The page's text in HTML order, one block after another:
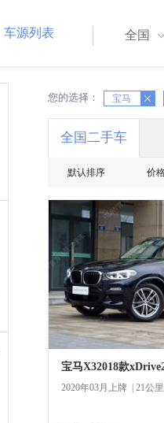
车源列表 全国
您的选择： 宝马
X X
全国二手车
默认排序 价
宝马X32018款
2020年03月上牌 | 21公里